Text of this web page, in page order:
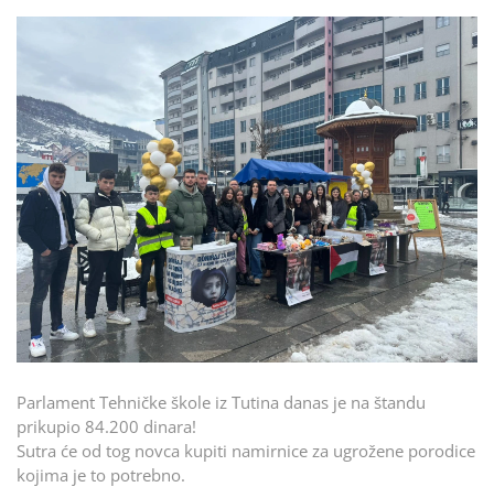
Parlament Tehničke škole iz Tutina danas je na štandu
prikupio 84.200 dinara!
Sutra će od tog novca kupiti namirnice za ugrožene porodice
kojima je to potrebno.